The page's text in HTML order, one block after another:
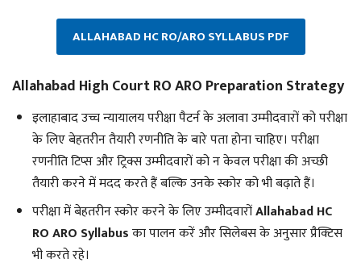
ALLAHABAD HC RO/ARO SYLLABUS PDF
Allahabad High Court RO ARO Preparation Strategy
इलाहाबाद उच्च न्यायालय परीक्षा पैटर्न के अलावा उम्मीदवारों को परीक्षा
के लिए बेहतरीन तैयारी रणनीति के बारे पता होना चाहिए। परीक्षा
रणनीति टिप्स और ट्रिक्स उम्मीदवारों को न केवल परीक्षा की अच्छी
तैयारी करने में मदद करते हैं बल्कि उनके स्कोर को भी बढ़ाते हैं।
परीक्षा में बेहतरीन स्कोर करने के लिए उम्मीदवारोंAllahabad HC
RO ARO Syllabusका पालन करें और सिलेबस के अनुसार प्रैक्टिस
भी करते रहे।